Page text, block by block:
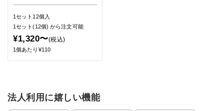
1セット12個入
1セット(12個)から注文可能
¥1,320〜(税込)
1個あたり¥110
法人利用に嬉しい機能